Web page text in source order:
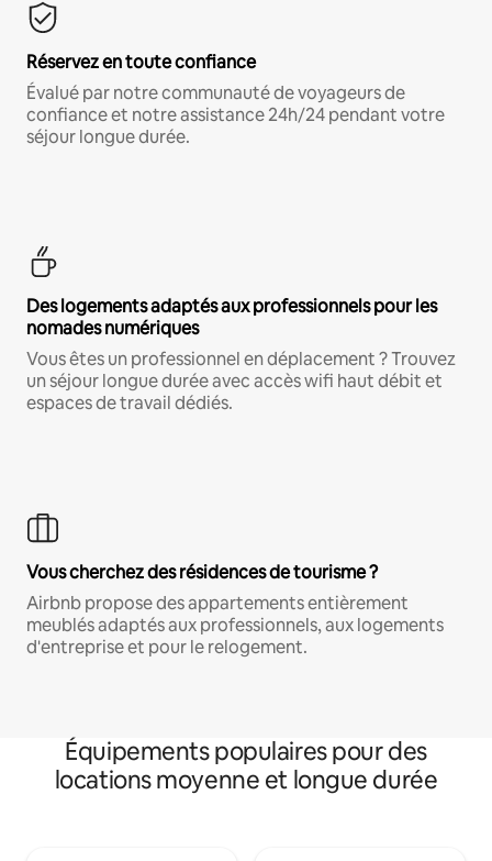
Réservez en toute confiance
Évalué par notre communauté de voyageurs de
confiance et notre assistance 24h/24 pendant votre
séjour longue durée.
Des logements adaptés aux professionnels pour les
nomades numériques
Vous êtes un professionnel en déplacement ? Trouvez
un séjour longue durée avec accès wifi haut débit et
espaces de travail dédiés.
Vous cherchez des résidences de tourisme ?
Airbnb propose des appartements entièrement
meublés adaptés aux professionnels, aux logements
d'entreprise et pour le relogement.
Équipements populaires pour des
locations moyenne et longue durée